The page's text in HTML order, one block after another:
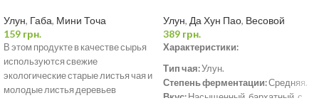
Улун, Габа, Мини Точа
159 грн.
В этом продукте в качестве сырья
используются свежие
экологические старые листья чая и
молодые листья деревьев
Улун, Да Хун Пао, Весовой
389 грн.
Характеристики:
Тип чая:Улун.
Степень ферментации:Средняя.
Вкус: Насыщенный, бархатный, с